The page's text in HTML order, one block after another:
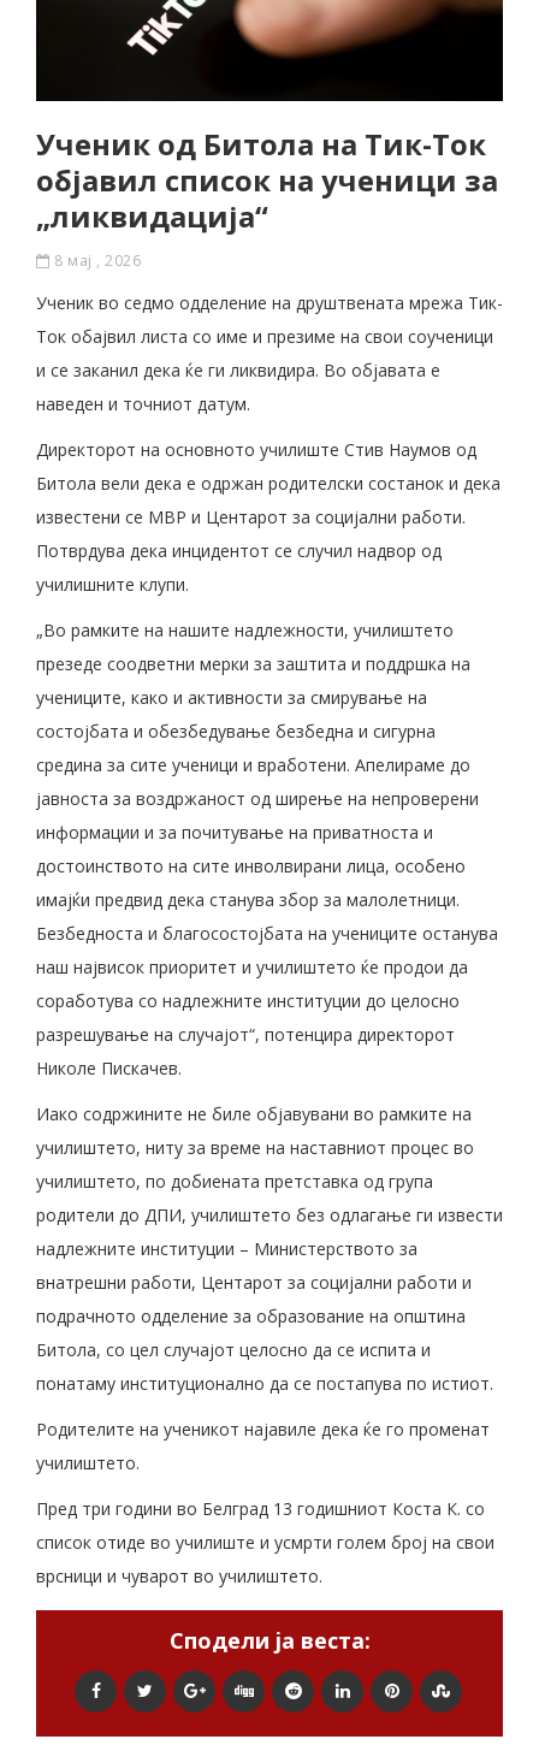
Ученик од Битола на Тик-Ток
објавил список на ученици за
„ликвидација“
8 мај , 2026
Ученик во седмо одделение на друштвената мрежа Тик-
Ток обајвил листа со име и презиме на свои соученици
и се заканил дека ќе ги ликвидира. Во објавата е
наведен и точниот датум.
Директорот на основното училиште Стив Наумов од
Битола вели дека е одржан родителски состанок и дека
известени се МВР и Центарот за социјални работи.
Потврдува дека инцидентот се случил надвор од
училишните клупи.
„Во рамките на нашите надлежности, училиштето
презеде соодветни мерки за заштита и поддршка на
учениците, како и активности за смирување на
состојбата и обезбедување безбедна и сигурна
средина за сите ученици и вработени. Апелираме до
јавноста за воздржаност од ширење на непроверени
информации и за почитување на приватноста и
достоинството на сите инволвирани лица, особено
имајќи предвид дека станува збор за малолетници.
Безбедноста и благосостојбата на учениците останува
наш највисок приоритет и училиштето ќе продои да
соработува со надлежните институции до целосно
разрешување на случајот“, потенцира директорот
Николе Пискачев.
Иако содржините не биле објавувани во рамките на
училиштето, ниту за време на наставниот процес во
училиштето, по добиената претставка од група
родители до ДПИ, училиштето без одлагање ги извести
надлежните институции – Министерството за
внатрешни работи, Центарот за социјални работи и
подрачното одделение за образование на општина
Битола, со цел случајот целосно да се испита и
понатаму институционално да се постапува по истиот.
Родителите на ученикот најавиле дека ќе го променат
училиштето.
Пред три години во Белград 13 годишниот Коста К. со
список отиде во училиште и усмрти голем број на свои
врсници и чуварот во училиштето.
Сподели ја веста: